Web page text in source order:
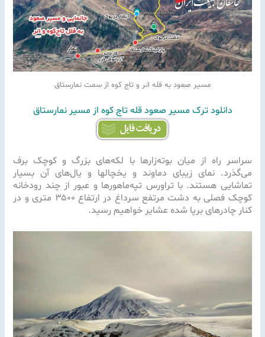
مسیر صعود به قله انر و تاج کوه از سمت نمارستاق
دانلود ترک مسیر صعود قله تاج کوه از مسیر نمارستاق
سراسر راه از میان بوته‌زارها با لکه‌های بزرگ و کوچک برف
می‌گذرد. نمای زیبای دماوند و یخچالها و یال‌های آن بسیار
تماشایی هستند. با تراورس تپه‌ماهورها و عبور از چند رودخانه
کوچک فصلی به دشت مرتفع سرداغ در ارتفاع ۳۵۰۰ متری و در
کنار چادرهای برپا شده عشایر خواهیم رسید.